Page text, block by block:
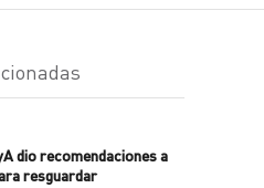
dio recomendaciones a
resguardar